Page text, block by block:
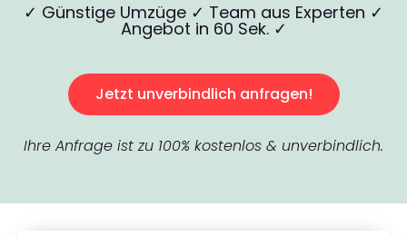
✓ Günstige Umzüge ✓ Team aus Experten ✓
Angebot in 60 Sek. ✓
Jetzt unverbindlich anfragen!
Ihre Anfrage ist zu 100% kostenlos & unverbindlich.